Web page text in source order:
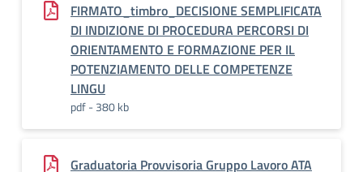
FIRMATO_timbro_DECISIONE SEMPLIFICATA
DI INDIZIONE DI PROCEDURA PERCORSI DI
ORIENTAMENTO E FORMAZIONE PER IL
POTENZIAMENTO DELLE COMPETENZE
LINGU
pdf - 380 kb
Graduatoria Provvisoria Gruppo Lavoro ATA